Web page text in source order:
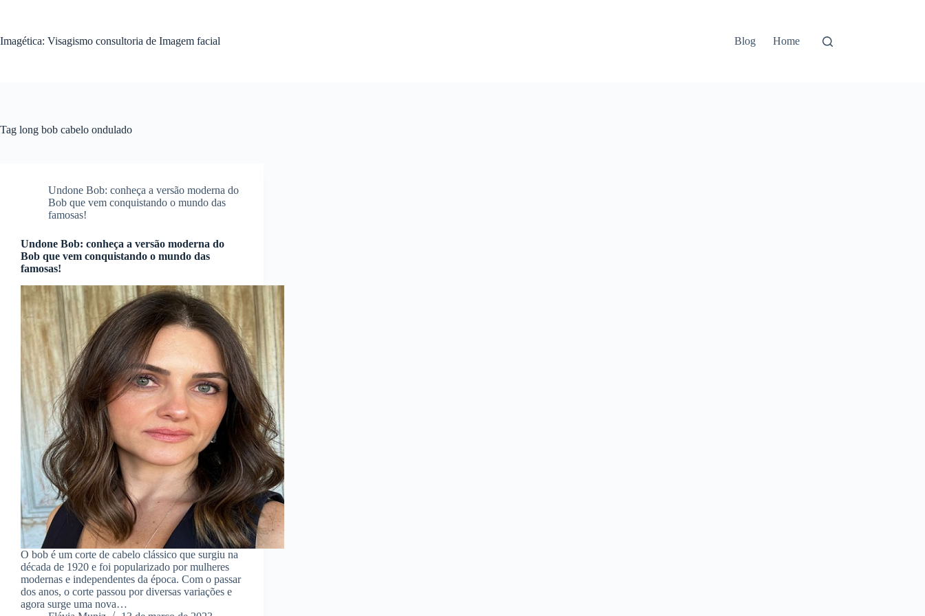
conteúdo
Imagética: Visagismo consultoria de Imagem facial Blog Home
Tag long bob cabelo ondulado
Undone Bob: conheça a versão moderna do
Bob que vem conquistando o mundo das
famosas!
Undone Bob: conheça a versão moderna do
Bob que vem conquistando o mundo das
famosas!
O bob é um corte de cabelo clássico que surgiu na
década de 1920 e foi popularizado por mulheres
modernas e independentes da época. Com o passar
dos anos, o corte passou por diversas variações e
agora surge uma nova…